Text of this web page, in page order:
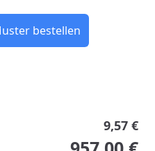
bestellen
9,57 €